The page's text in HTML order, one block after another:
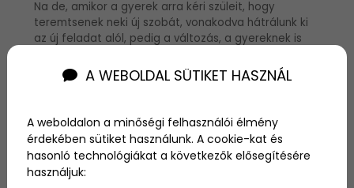
Na de, amikor a gyerek arra kéri szüleit, hogy
teremtsenek neki új szobát, vonakodva hátrálunk ki
az új feladat alól, pedig a változás, a gyereknek is
ötleteket megmutatjuk, miként varázsolhatsz te
magad is új hangulatot a lurkó birodalmába.
A WEBOLDAL SÜTIKET HASZNÁL
A weboldalon a minőségi felhasználói élmény
érdekében sütiket használunk. A cookie-kat és
hasonló technológiákat a következők elősegítésére
használjuk: